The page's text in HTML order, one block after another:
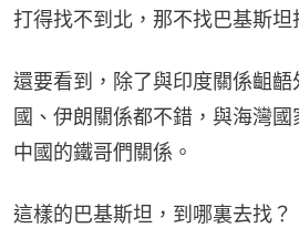
打得找不到北，那不找巴基斯坦
還要看到，除了與印度關係齟
國、伊朗關係都不錯，與海灣
中國的鐵哥們關係。
這樣的巴基斯坦，到哪裏去找？